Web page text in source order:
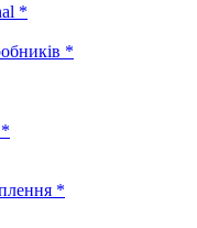
*
*
*